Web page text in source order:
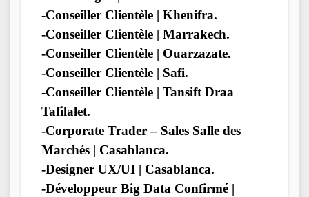
-Conseiller Clientèle | Khenifra.
-Conseiller Clientèle | Marrakech.
-Conseiller Clientèle | Ouarzazate.
-Conseiller Clientèle | Safi.
-Conseiller Clientèle | Tansift Draa
Tafilalet.
-Corporate Trader – Sales Salle des
Marchés | Casablanca.
-Designer UX/UI | Casablanca.
-Développeur Big Data Confirmé |